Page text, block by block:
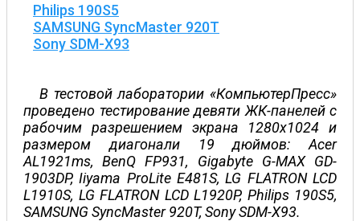
Philips 190S5
SAMSUNG SyncMaster 920T
Sony SDM-X93
В тестовой лаборатории «КомпьютерПресс»
проведено тестирование девяти ЖК-панелей с
рабочим разрешением экрана 1280х1024 и
размером диагонали 19 дюймов: Acer
AL1921ms, BenQ FP931, Gigabyte G-MAX GD-
1903DP, Iiyama ProLite E481S, LG FLATRON LCD
L1910S, LG FLATRON LCD L1920P, Philips 190S5,
SAMSUNG SyncMaster 920T, Sony SDM-X93.